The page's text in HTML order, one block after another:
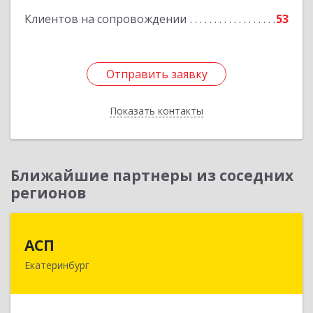
Клиентов на сопровождении 53
Отправить заявку
Показать контакты
Отправить заявку
Назад
Ближайшие партнеры из соседних
регионов
АСП
Екатеринбург
620075, Свердловская обл, Екатеринбург г,